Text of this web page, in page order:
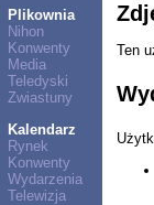
Plikownia
Nihon
Konwenty
Media
Teledyski
Zwiastuny
Kalendarz
Rynek
Konwenty
Wydarzenia
Telewizja
Ten